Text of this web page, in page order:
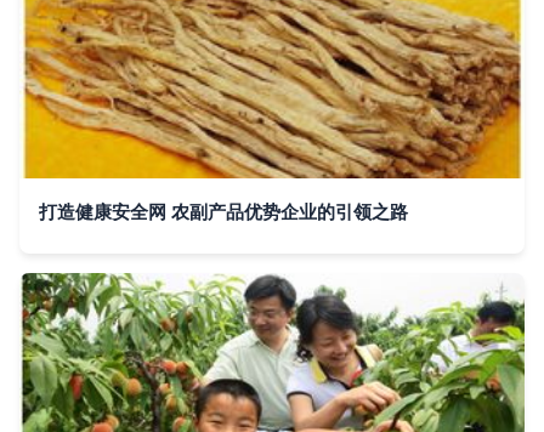
打造健康安全网 农副产品优势企业的引领之路